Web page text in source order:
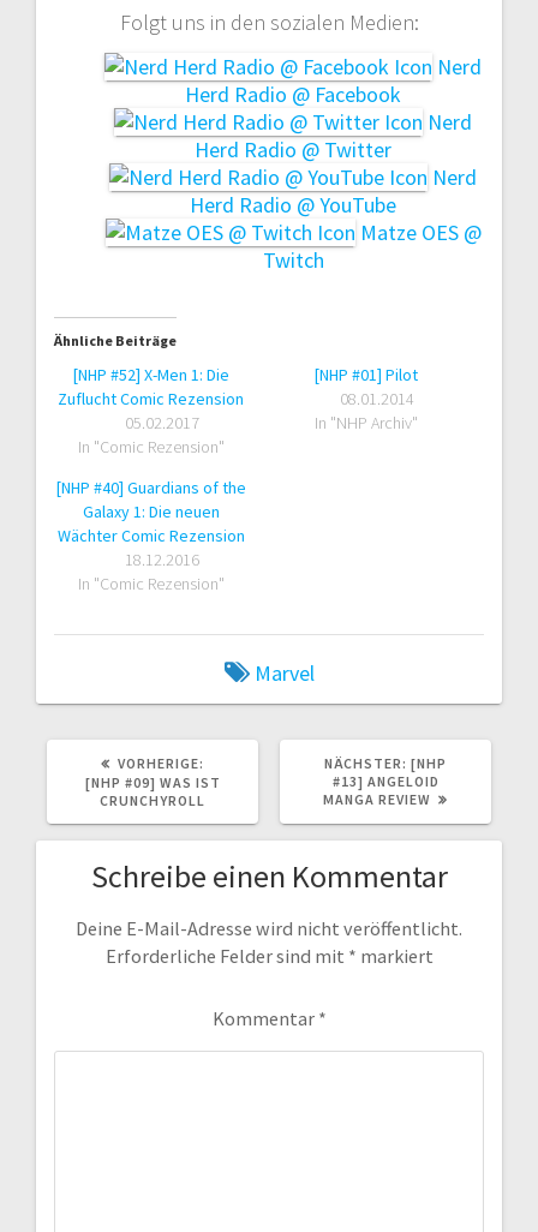
Folgt uns in den sozialen Medien:
Nerd
Herd Radio @ Facebook
Nerd
Herd Radio @ Twitter
Nerd
Herd Radio @ YouTube
Matze OES @
Twitch
Ähnliche Beiträge
[NHP #52] X-Men 1: Die
Zuflucht Comic Rezension
05.02.2017
In "Comic Rezension"
[NHP #01] Pilot
08.01.2014
In "NHP Archiv"
[NHP #40] Guardians of the
Galaxy 1: Die neuen
Wächter Comic Rezension
18.12.2016
In "Comic Rezension"
Marvel
VORHERIGE:
BEITRAG:
[NHP #09] WAS IST
CRUNCHYROLL
NÄCHSTER: NÄCHSTER
BEITRAG:
[NHP
#13] ANGELOID
MANGA REVIEW
Schreibe einen Kommentar
Deine E-Mail-Adresse wird nicht veröffentlicht.
Erforderliche Felder sind mit * markiert
Kommentar *